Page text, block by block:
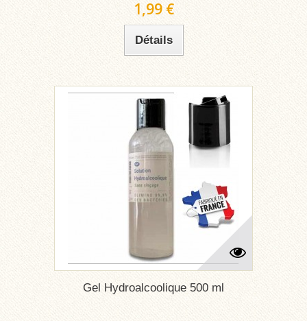
1,99 €
Détails
Gel Hydroalcoolique 500 ml